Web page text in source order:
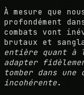
À mesure que
profondément
combats vont
brutaux et
entière quant à
adapter
tomber dans
incohérente.